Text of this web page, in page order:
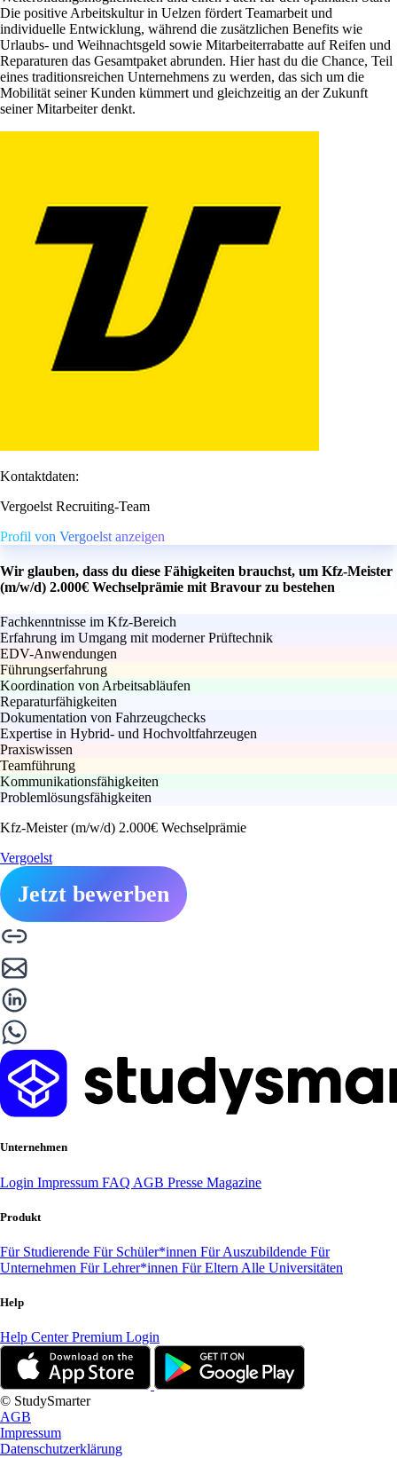
Die positive Arbeitskultur in Uelzen fördert Teamarbeit und
individuelle Entwicklung, während die zusätzlichen Benefits wie
Urlaubs- und Weihnachtsgeld sowie Mitarbeiterrabatte auf Reifen und
Reparaturen das Gesamtpaket abrunden. Hier hast du die Chance, Teil
eines traditionsreichen Unternehmens zu werden, das sich um die
Mobilität seiner Kunden kümmert und gleichzeitig an der Zukunft
seiner Mitarbeiter denkt.
Kontaktdaten:
Vergoelst Recruiting-Team
Profil von Vergoelst anzeigen
Wir glauben, dass du diese Fähigkeiten brauchst, um Kfz-Meister
(m/w/d) 2.000€ Wechselprämie mit Bravour zu bestehen
Fachkenntnisse im Kfz-Bereich
Erfahrung im Umgang mit moderner Prüftechnik
EDV-Anwendungen
Führungserfahrung
Koordination von Arbeitsabläufen
Reparaturfähigkeiten
Dokumentation von Fahrzeugchecks
Expertise in Hybrid- und Hochvoltfahrzeugen
Praxiswissen
Teamführung
Kommunikationsfähigkeiten
Problemlösungsfähigkeiten
Kfz-Meister (m/w/d) 2.000€ Wechselprämie
Vergoelst
Jetzt bewerben
Unternehmen
Login Impressum FAQ AGB Presse Magazine
Produkt
Für Studierende Für Schüler*innen Für Auszubildende Für
Unternehmen Für Lehrer*innen Für Eltern Alle Universitäten
Help
Help CenterPremium Login
© StudySmarter
AGB
Impressum
Datenschutzerklärung